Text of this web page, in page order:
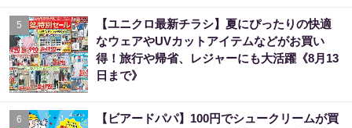
5
【ユニクロ最新チラシ】夏にぴったりの快適
なウェアやUVカットアイテムなどがお買い
得！旅行や帰省、レジャーにも大活躍《8月13
日まで》
6
【ビアードパパ】100円でシュークリームが買